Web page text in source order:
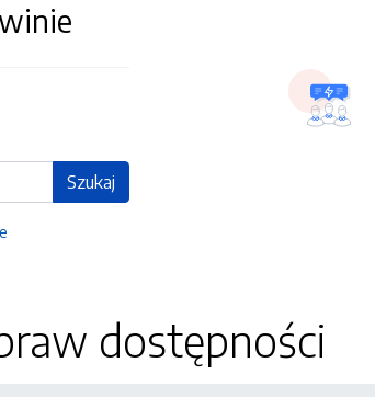
Szukaj
dostępności